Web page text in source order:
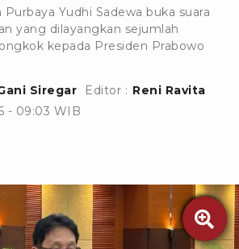
Yudhi Sadewa buka suara
yang dilayangkan sejumlah
kepada Presiden Prabowo
Siregar Editor : Reni Ravita
- 09:03 WIB
